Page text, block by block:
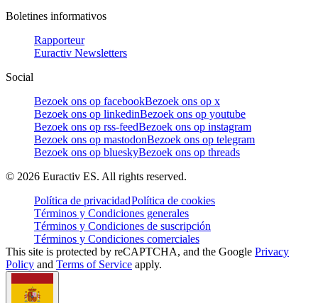
Boletines informativos
Rapporteur
Euractiv Newsletters
Social
Bezoek ons op facebookBezoek ons op x
Bezoek ons op linkedinBezoek ons op youtube
Bezoek ons op rss-feedBezoek ons op instagram
Bezoek ons op mastodonBezoek ons op telegram
Bezoek ons op blueskyBezoek ons op threads
© 2026 Euractiv ES. All rights reserved.
Política de privacidadPolítica de cookies
Términos y Condiciones generales
Términos y Condiciones de suscripción
Términos y Condiciones comerciales
This site is protected by reCAPTCHA, and the Google Privacy
Policy and Terms of Service apply.